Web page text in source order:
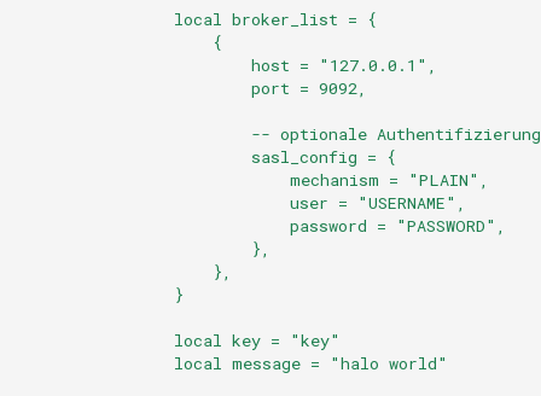
encrypted-session
                local broker_list = {
                    {
                        host = "127.0.0.1",
                        port = 9092,
                        -- optionale Authentifizierung
                        sasl_config = {
                            mechanism = "PLAIN",
                            user = "USERNAME",
                            password = "PASSWORD",
                        },
                    },
                }
                local key = "key"
                local message = "halo world"